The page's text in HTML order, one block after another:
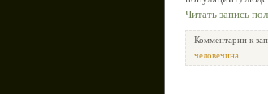
Читать запись
Комментарии к
человечина